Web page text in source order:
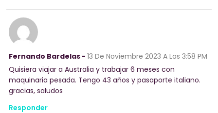
Fernando Bardelas - 13 De Noviembre 2023 A Las 3:58 PM
Quisiera viajar a Australia y trabajar 6 meses con
maquinaria pesada. Tengo 43 años y pasaporte italiano.
gracias, saludos
Responder